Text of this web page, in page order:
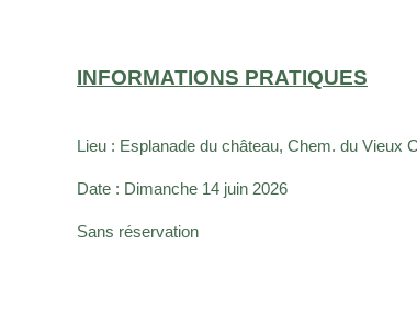
INFORMATIONS PRATIQUES
Lieu : Esplanade du château, Chem. du Vieux
Date : Dimanche 14 juin 2026
Sans réservation